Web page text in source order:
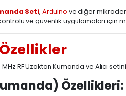
Seti,Arduino ve diğer
ve güvenlik uygulamaları için
RF Uzaktan Kumanda ve Alıcı
Özellikleri: